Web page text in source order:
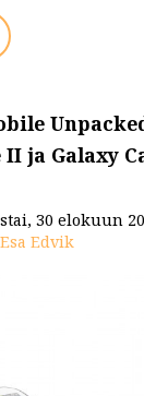
II ja Galaxy
30 elokuun
Esa Edvik